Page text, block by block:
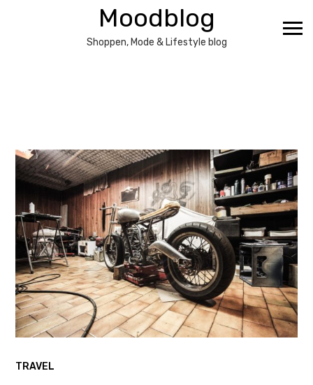
Moodblog
Shoppen, Mode & Lifestyle blog
TRAVEL